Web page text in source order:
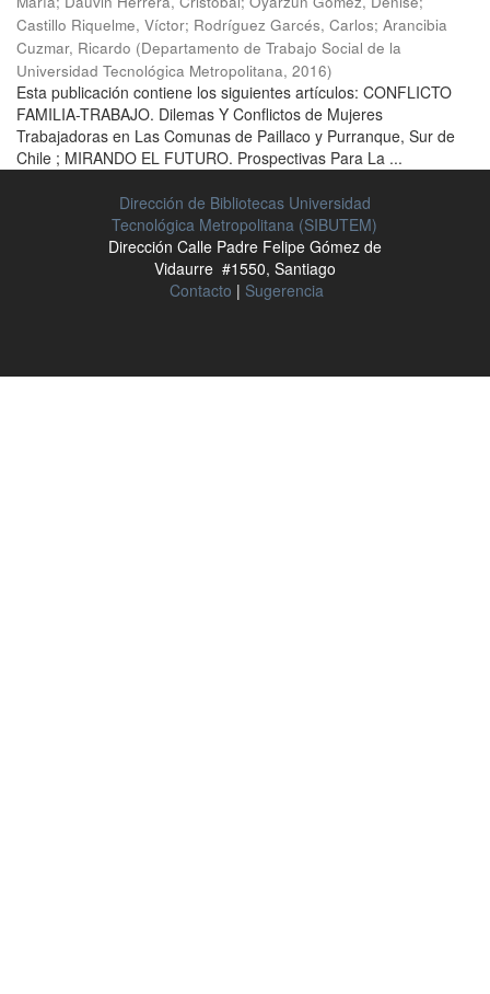
Castillo Riquelme, Víctor; Rodríguez Garcés, Carlos; Arancibia
Cuzmar, Ricardo (Departamento de Trabajo Social de la
Universidad Tecnológica Metropolitana, 2016)
Esta publicación contiene los siguientes artículos: CONFLICTO
FAMILIA-TRABAJO. Dilemas Y Conflictos de Mujeres
Trabajadoras en Las Comunas de Paillaco y Purranque, Sur de
Chile ; MIRANDO EL FUTURO. Prospectivas Para La ...
Dirección de Bibliotecas Universidad
Tecnológica Metropolitana (SIBUTEM)
Dirección Calle Padre Felipe Gómez de
Vidaurre #1550, Santiago
Contacto | Sugerencia